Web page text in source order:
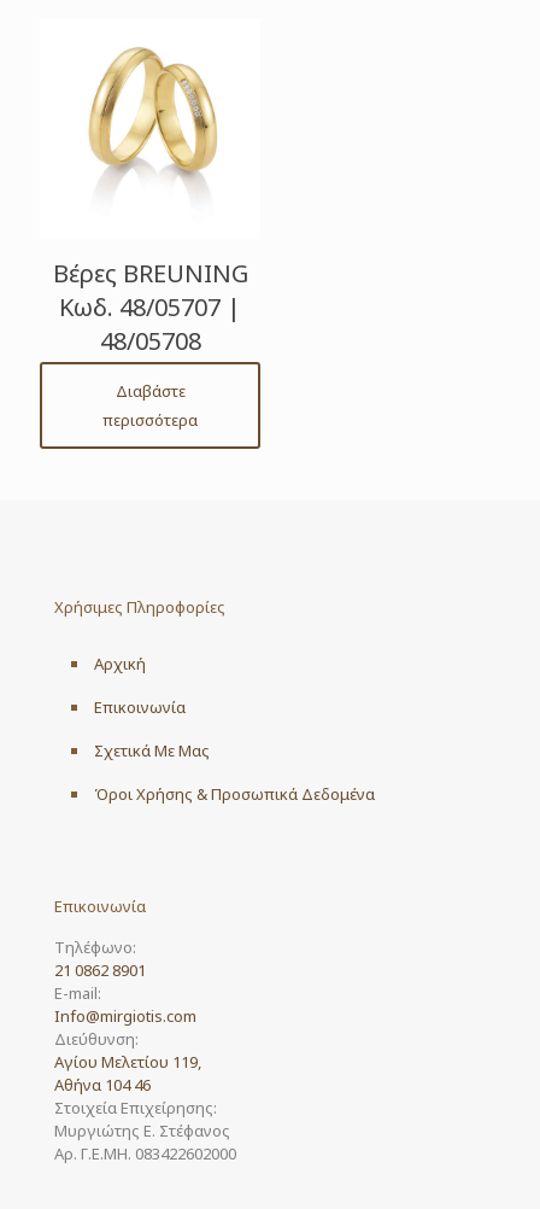
Βέρες BREUNING
Κωδ. 48/05707 |
48/05708
Διαβάστε
περισσότερα
Χρήσιμες Πληροφορίες
Αρχική
Επικοινωνία
Σχετικά Με Μας
Όροι Χρήσης & Προσωπικά Δεδομένα
Επικοινωνία
Τηλέφωνο:
21 0862 8901
E-mail:
Info@mirgiotis.com
Διεύθυνση:
Αγίου Μελετίου 119,
Αθήνα 104 46
Στοιχεία Επιχείρησης:
Μυργιώτης Ε. Στέφανος
Αρ. Γ.Ε.ΜΗ. 083422602000